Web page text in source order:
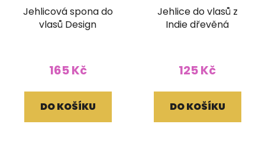
Jehlicová spona do
vlasů Design
165 Kč
DO KOŠÍKU
Jehlice do vlasů z
Indie dřevěná
125 Kč
DO KOŠÍKU